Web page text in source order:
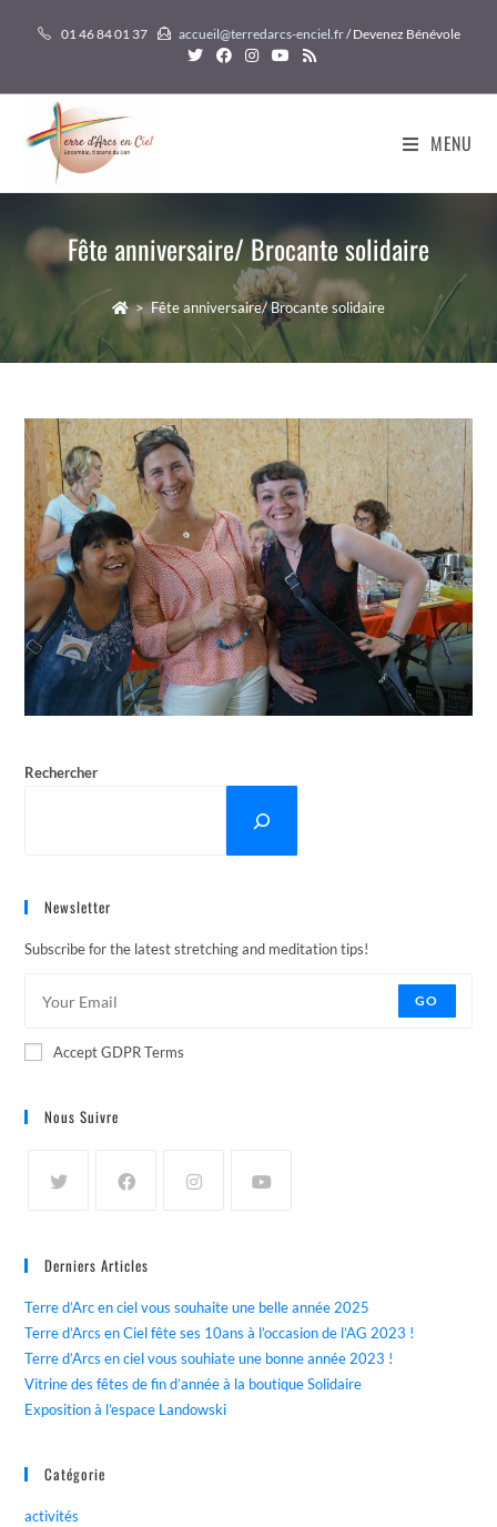
01 46 84 01 37 accueil@terredarcs-enciel.fr/ Devenez Bénévole
MENU
Fête anniversaire/ Brocante solidaire
> Fête anniversaire/ Brocante solidaire
Rechercher
Newsletter
Subscribe for the latest stretching and meditation tips!
GO
Accept GDPR Terms
Nous Suivre
Derniers Articles
Terre d’Arc en ciel vous souhaite une belle année 2025
Terre d’Arcs en Ciel fête ses 10ans à l’occasion de l’AG 2023 !
Terre d’Arcs en ciel vous souhiate une bonne année 2023 !
Vitrine des fêtes de fin d’année à la boutique Solidaire
Exposition à l’espace Landowski
Catégorie
activités